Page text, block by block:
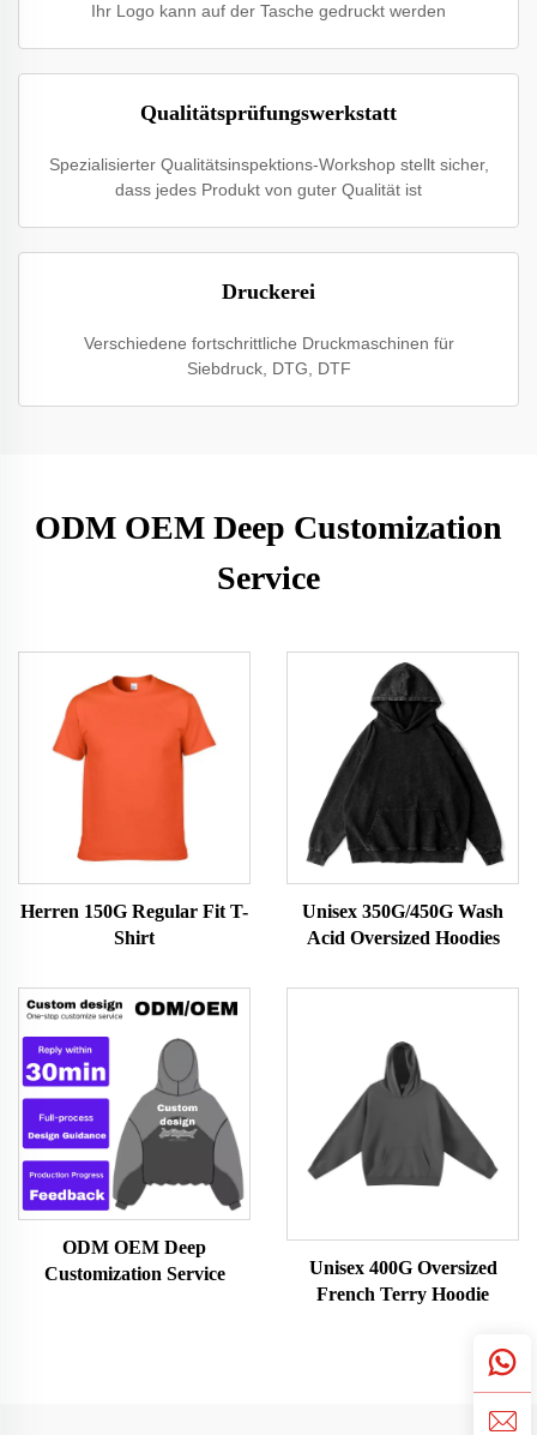
Ihr Logo kann auf der Tasche gedruckt werden
Qualitätsprüfungswerkstatt
Spezialisierter Qualitätsinspektions-Workshop stellt sicher,
dass jedes Produkt von guter Qualität ist
Druckerei
Verschiedene fortschrittliche Druckmaschinen für
Siebdruck, DTG, DTF
ODM OEM Deep Customization
Service
Herren 150G Regular Fit T-
Shirt
Unisex 350G/450G Wash
Acid Oversized Hoodies
ODM OEM Deep
Customization Service
Unisex 400G Oversized
French Terry Hoodie